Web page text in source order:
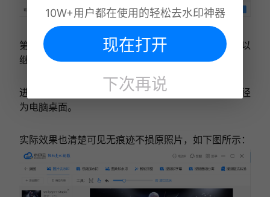
第三步：去除完成后可以预览到效果，如果不满意可以
继续处理，满意可以点击下载按钮。
进行之后弹出来已经完成的弹出框，默认设置保存路径
为电脑桌面。
实际效果也清楚可见无痕迹不损原照片，如下图所示：
10W+用户都在使用的轻松去水印神器
现在打开
下次再说